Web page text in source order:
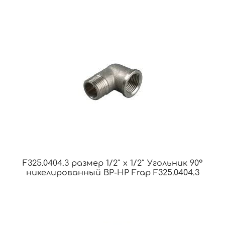
F325.0404.3 размер 1/2″ x 1/2″ Угольник 90°
никелированный ВР-НР Frap F325.0404.3